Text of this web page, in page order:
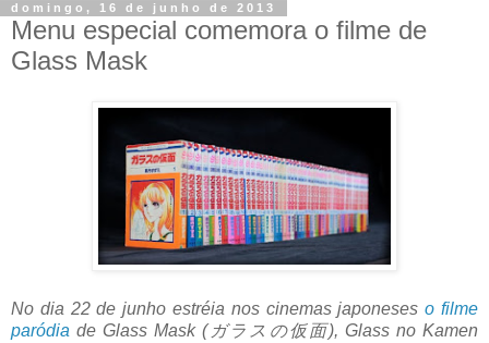
domingo, 16 de junho de 2013
Menu especial comemora o filme de
Glass Mask
No dia 22 de junho estréia nos cinemas japoneseso filme
paródia de Glass Mask (ガラスの仮面), Glass no Kamen